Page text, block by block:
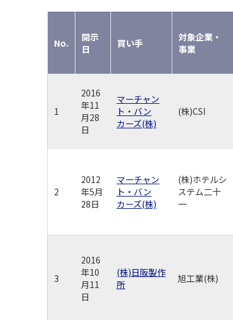
No.
開示
日
買い手
対象企業・
事業
1
2016
年11
月28
日
マーチャン
ト・バン
カーズ(株)
(株)CSI
2
2012
年5月
28日
マーチャン
ト・バン
カーズ(株)
(株)ホテルシ
ステム二十
一
3
2016
年10
月11
日
(株)日阪製作
所
旭工業(株)